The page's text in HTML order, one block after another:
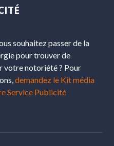
souhaitez passer de la
pour trouver de
votre notoriété ? Pour
demandez le Kit média
Service Publicité